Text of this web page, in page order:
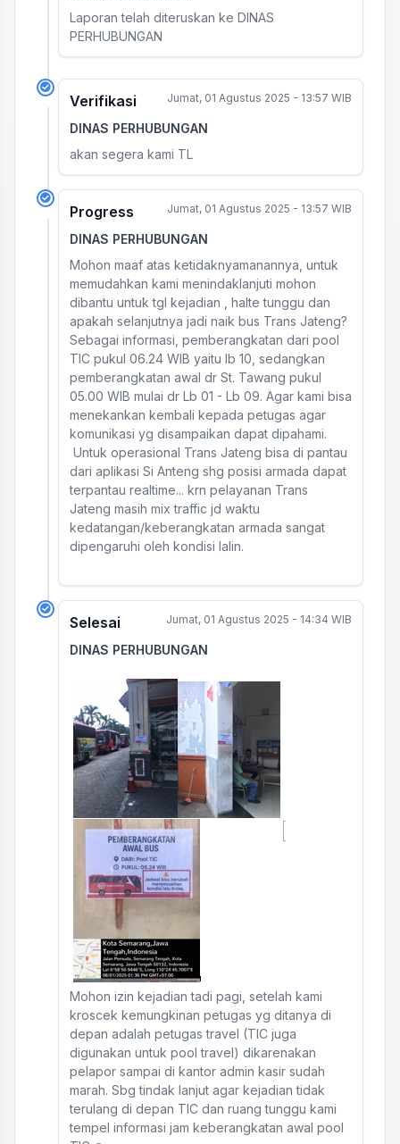
Laporan telah diteruskan ke DINAS
PERHUBUNGAN
Verifikasi Jumat, 01 Agustus 2025 - 13:57 WIB
DINAS PERHUBUNGAN
akan segera kami TL
Progress Jumat, 01 Agustus 2025 - 13:57 WIB
DINAS PERHUBUNGAN
Mohon maaf atas ketidaknyamanannya, untuk
memudahkan kami menindaklanjuti mohon
dibantu untuk tgl kejadian , halte tunggu dan
apakah selanjutnya jadi naik bus Trans Jateng?
Sebagai informasi, pemberangkatan dari pool
TIC pukul 06.24 WIB yaitu lb 10, sedangkan
pemberangkatan awal dr St. Tawang pukul
05.00 WIB mulai dr Lb 01 - Lb 09. Agar kami bisa
menekankan kembali kepada petugas agar
komunikasi yg disampaikan dapat dipahami.
Untuk operasional Trans Jateng bisa di pantau
dari aplikasi Si Anteng shg posisi armada dapat
terpantau realtime... krn pelayanan Trans
Jateng masih mix traffic jd waktu
kedatangan/keberangkatan armada sangat
dipengaruhi oleh kondisi lalin.
Selesai Jumat, 01 Agustus 2025 - 14:34 WIB
DINAS PERHUBUNGAN
Mohon izin kejadian tadi pagi, setelah kami
kroscek kemungkinan petugas yg ditanya di
depan adalah petugas travel (TIC juga
digunakan untuk pool travel) dikarenakan
pelapor sampai di kantor admin kasir sudah
marah. Sbg tindak lanjut agar kejadian tidak
terulang di depan TIC dan ruang tunggu kami
tempel informasi jam keberangkatan awal pool